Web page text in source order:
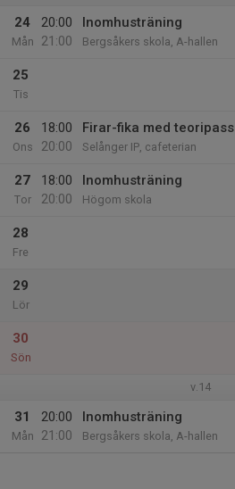
24
Mån
20:00
21:00
Inomhusträning
Bergsåkers skola, A-hallen
25
Tis
26
Ons
18:00
20:00
Firar-fika med teoripass
Selånger IP, cafeterian
27
Tor
18:00
20:00
Inomhusträning
Högom skola
28
Fre
29
Lör
30
Sön
v.14
31
Mån
20:00
21:00
Inomhusträning
Bergsåkers skola, A-hallen